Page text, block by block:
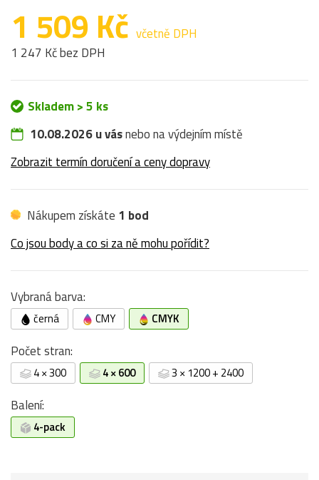
1 509 Kč včetně DPH
1 247 Kč bez DPH
Skladem > 5 ks
10.08.2026 u vásnebo na výdejním místě
Zobrazit termín doručení a ceny dopravy
Nákupem získáte 1 bod
Co jsou body a co si za ně mohu pořídit?
Vybraná barva:
černá CMY CMYK
Počet stran:
4 × 300 4 × 600 3 × 1200 + 2400
Balení:
4-pack